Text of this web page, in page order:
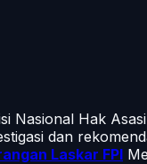
Nasional Hak
dan
Laskar FPI